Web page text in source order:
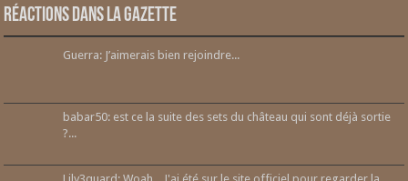
Réactions dans la gazette
Guerra: J’aimerais bien rejoindre...
babar50: est ce la suite des sets du château qui sont déjà sortie
?...